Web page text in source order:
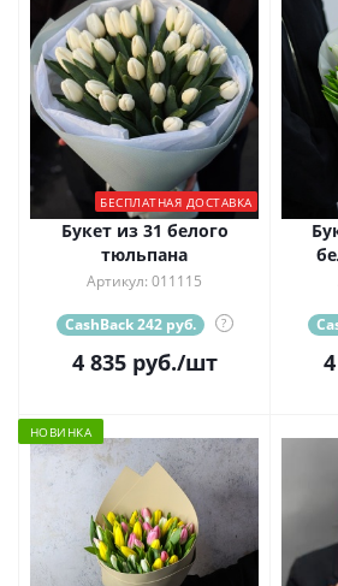
БЕСПЛАТНАЯ ДОСТАВКА
Букет из 31 белого
тюльпана
Артикул: 011115
CashBack 242 руб. ?
4 835руб./шт
НОВИНКА